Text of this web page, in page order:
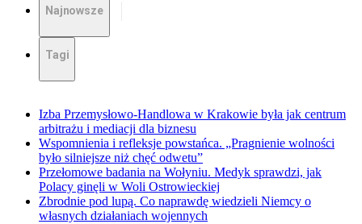
Najnowsze
Tagi
Izba Przemysłowo-Handlowa w Krakowie była jak centrum
arbitrażu i mediacji dla biznesu
Wspomnienia i refleksje powstańca. „Pragnienie wolności
było silniejsze niż chęć odwetu”
Przełomowe badania na Wołyniu. Medyk sprawdzi, jak
Polacy ginęli w Woli Ostrowieckiej
Zbrodnie pod lupą. Co naprawdę wiedzieli Niemcy o
własnych działaniach wojennych